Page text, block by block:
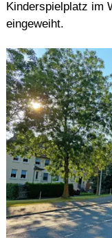
Kinderspielplatz im
eingeweiht.